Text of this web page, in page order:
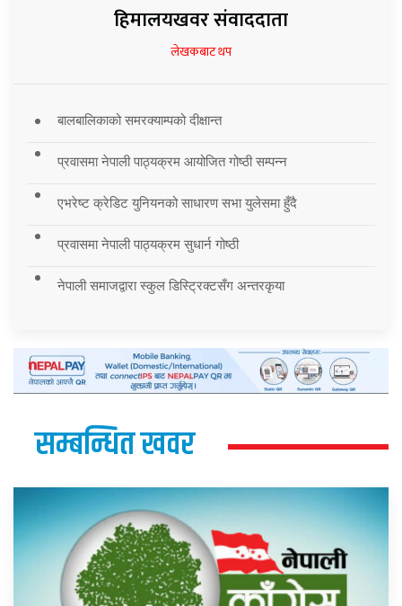
हिमालयखवर संवाददाता
लेखकबाट थप
बालबालिकाको समरक्याम्पको दीक्षान्त
प्रवासमा नेपाली पाठ्यक्रम आयोजित गोष्ठी सम्पन्न
एभरेष्ट क्रेडिट युनियनको साधारण सभा युलेसमा हुँदै
प्रवासमा नेपाली पाठ्यक्रम सुधार्न गोष्ठी
नेपाली समाजद्वारा स्कुल डिस्ट्रिक्टसँग अन्तरकृया
सम्बन्धित खवर